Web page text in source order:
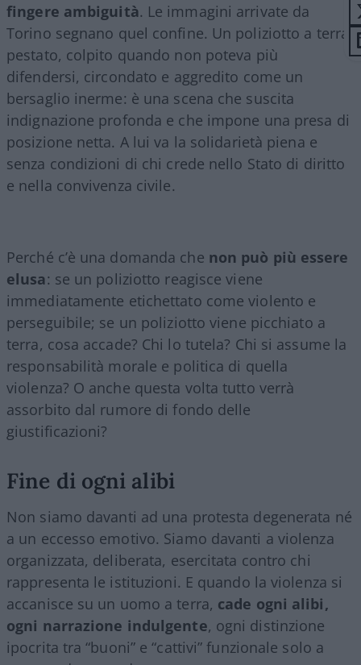
fingere ambiguità. Le immagini arrivate da
Torino segnano quel confine. Un poliziotto a terra
pestato, colpito quando non poteva più
difendersi, circondato e aggredito come un
bersaglio inerme: è una scena che suscita
indignazione profonda e che impone una presa di
posizione netta. A lui va la solidarietà piena e
senza condizioni di chi crede nello Stato di diritto
e nella convivenza civile.
Perché c’è una domanda che non può più essere
elusa: se un poliziotto reagisce viene
immediatamente etichettato come violento e
perseguibile; se un poliziotto viene picchiato a
terra, cosa accade? Chi lo tutela? Chi si assume la
responsabilità morale e politica di quella
violenza? O anche questa volta tutto verrà
assorbito dal rumore di fondo delle
giustificazioni?
Fine di ogni alibi
Non siamo davanti ad una protesta degenerata né
a un eccesso emotivo. Siamo davanti a violenza
organizzata, deliberata, esercitata contro chi
rappresenta le istituzioni. E quando la violenza si
accanisce su un uomo a terra, cade ogni alibi,
ogni narrazione indulgente, ogni distinzione
ipocrita tra “buoni” e “cattivi” funzionale solo a